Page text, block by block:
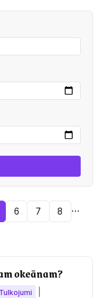
6 7 8 …
okeānam?
Tulkojumi